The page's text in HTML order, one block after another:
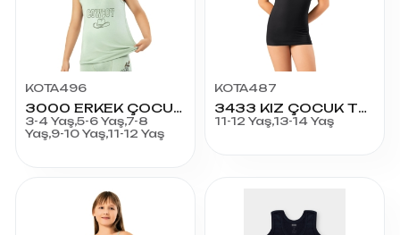
KOTA496
3000 ERKEK ÇOCUK PARÇA BASKILI LİKRALI PENYE ATLET
3-4 Yaş,5-6 Yaş,7-8
Yaş,9-10 Yaş,11-12 Yaş
KOTA487
3433 KIZ ÇOCUK TEENAGE PENYE ATLET
11-12 Yaş,13-14 Yaş